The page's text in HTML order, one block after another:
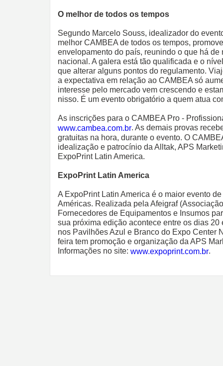
O melhor de todos os tempos
Segundo Marcelo Souss, idealizador do
melhor CAMBEA de todos os tempos,
envelopamento do país, reunindo o que há de
nacional. A galera está tão qualificada e o
que alterar alguns pontos do regulamento.
a expectativa em relação ao CAMBEA só
interesse pelo mercado vem crescendo e
nisso. É um evento obrigatório a quem atua
As inscrições para o CAMBEA Pro -
www.cambea.com.br. As demais provas
gratuitas na hora, durante o evento. O
idealização e patrocínio da Alltak, APS
ExpoPrint Latin America.
ExpoPrint Latin America
A ExpoPrint Latin America é o maior evento
Américas. Realizada pela Afeigraf
Fornecedores de Equipamentos e Insumos
sua próxima edição acontece entre os dias 20
nos Pavilhões Azul e Branco do Expo Center
feira tem promoção e organização da APS
Informações no site: www.expoprint.com.br.